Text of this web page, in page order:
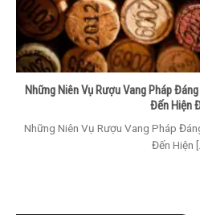
Những Niên Vụ Rượu Vang Pháp
Đến Hiện
Những Niên Vụ Rượu Vang Pháp
Đến Hiện